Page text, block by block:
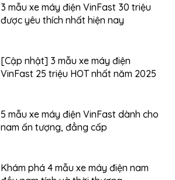
3 mẫu xe máy điện VinFast 30 triệu
được yêu thích nhất hiện nay
[Cập nhật] 3 mẫu xe máy điện
VinFast 25 triệu HOT nhất năm 2025
5 mẫu xe máy điện VinFast dành cho
nam ấn tượng, đẳng cấp
Khám phá 4 mẫu xe máy điện nam